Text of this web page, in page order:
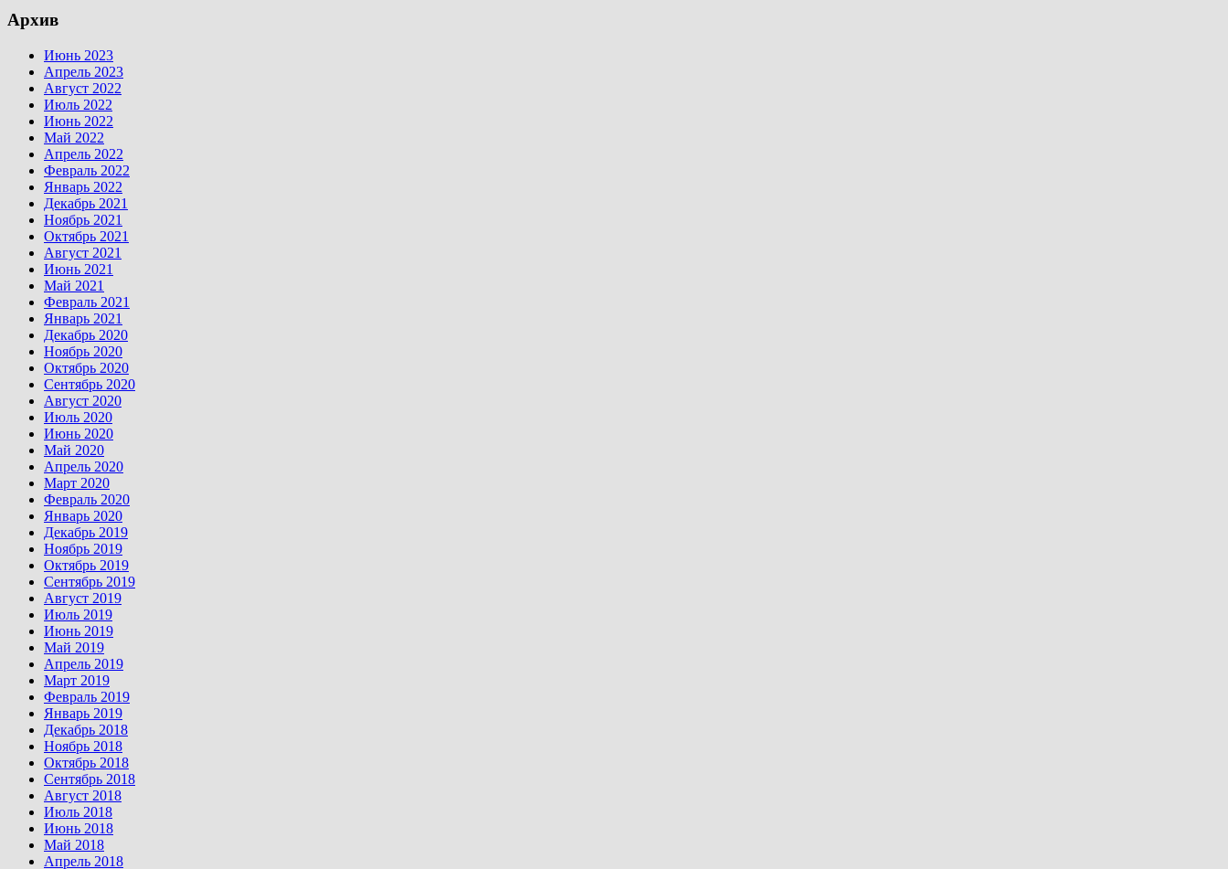
Архив
Июнь 2023
Апрель 2023
Август 2022
Июль 2022
Июнь 2022
Май 2022
Апрель 2022
Февраль 2022
Январь 2022
Декабрь 2021
Ноябрь 2021
Октябрь 2021
Август 2021
Июнь 2021
Май 2021
Февраль 2021
Январь 2021
Декабрь 2020
Ноябрь 2020
Октябрь 2020
Сентябрь 2020
Август 2020
Июль 2020
Июнь 2020
Май 2020
Апрель 2020
Март 2020
Февраль 2020
Январь 2020
Декабрь 2019
Ноябрь 2019
Октябрь 2019
Сентябрь 2019
Август 2019
Июль 2019
Июнь 2019
Май 2019
Апрель 2019
Март 2019
Февраль 2019
Январь 2019
Декабрь 2018
Ноябрь 2018
Октябрь 2018
Сентябрь 2018
Август 2018
Июль 2018
Июнь 2018
Май 2018
Апрель 2018